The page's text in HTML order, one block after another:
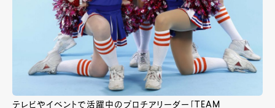
テレビやイベントで活躍中のプロチアリーダー「TEAM